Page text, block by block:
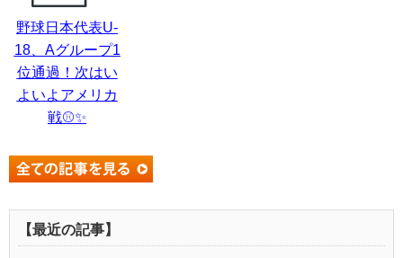
野球日本代表U-
18、Aグループ1
位通過！次はい
よいよアメリカ
戦⚾✨
【最近の記事】